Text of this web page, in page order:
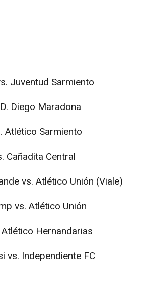
Juventud Sarmiento
Diego Maradona
Atlético Sarmiento
Cañadita Central
vs. Atlético Unión (Viale)
vs. Atlético Unión
Atlético Hernandarias
vs. Independiente FC